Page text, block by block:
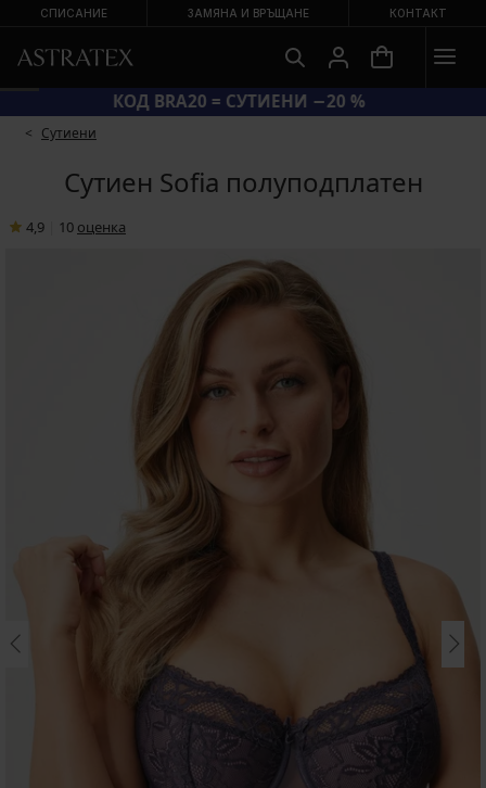
СПИСАНИЕ ЗАМЯНА И ВРЪЩАНЕ КОНТАКТ
КОД BRA20 = СУТИЕНИ −20 %
Сутиени
Сутиен Sofia полуподплатен
4,9 10 oценка